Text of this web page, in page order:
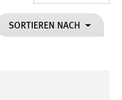
SORTIEREN NACH
Einverständnis-